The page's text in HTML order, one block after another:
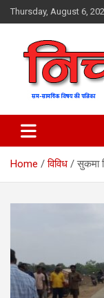
Skip
to
Thursday, August 6,
Nichod
Home विविध सुकमा